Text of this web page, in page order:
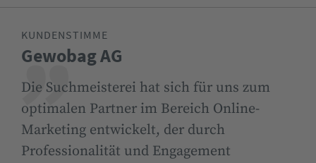
KUNDENSTIMME
Gewobag AG
Die Suchmeisterei hat sich für uns zum
optimalen Partner im Bereich Online-
Marketing entwickelt, der durch
Professionalität und Engagement